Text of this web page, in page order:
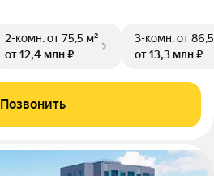
2-комн.от 75,5 м²
от 12,4 млн ₽
3-комн.от
от 13,3 млн ₽
Позвонить